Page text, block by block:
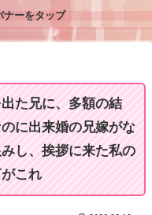
u
ーをタップ
た兄に、多額の結
に出来婚の兄嫁がな
し、挨拶に来た私の
これ